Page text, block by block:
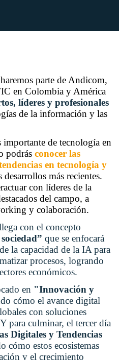
parte de Andicom,
en Colombia y América
líderes y profesionales
de la información y las
de tecnología en
podrás conocer las
en tecnología y
desarrollos más recientes.
con líderes de la
del campo, a
y colaboración.
con el concepto
que se enfocará
la capacidad de la IA para
procesos, logrando
económicos.
en "Innovación y
cómo el avance digital
con soluciones
para culminar, el tercer día
Digitales y Tendencias
cómo estos ecosistemas
y el crecimiento